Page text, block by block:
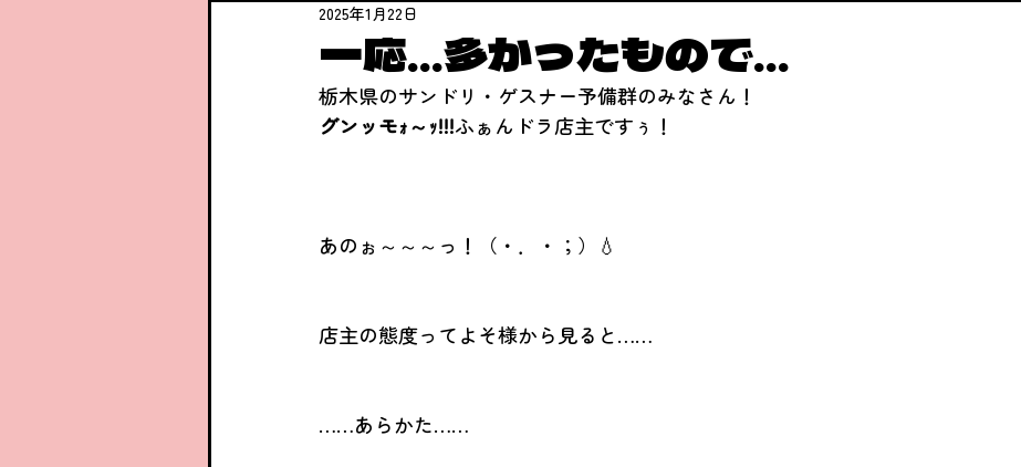
一応…多かったもので…
2025年1月22日
栃木県のサンドリ・ゲスナー予備群のみなさん！
グンッモｫ～ｯ!!!ふぁんドラ店主ですぅ！
あのぉ～～～っ！（・．・；）💧
店主の態度ってよそ様から見ると……
……あらかた……